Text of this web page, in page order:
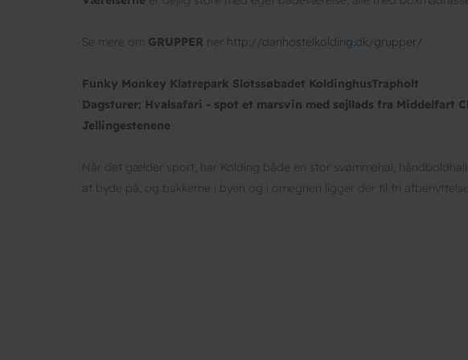
Se mere om GRUPPER her http://danhostelkolding.dk/grupper/
Funky Monkey Klatrepark Slotssøbadet KoldinghusTrapholt
Dagsturer: Hvalsafari - spot et marsvin med sejllads fra Middelfart
Jellingestenene
Når det gælder sport, har Kolding både en stor svømmehal,
at byde på, og bakkerne i byen og i omegnen ligger der til fri